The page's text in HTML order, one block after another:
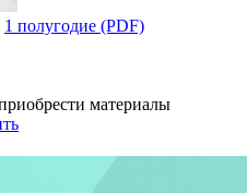
1 полугодие (PDF)
материалы